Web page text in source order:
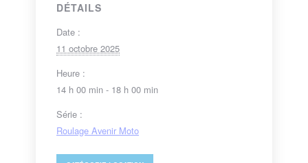
DÉTAILS
Date :
11 octobre 2025
Heure :
14 h 00 min - 18 h 00 min
Série :
Roulage Avenir Moto